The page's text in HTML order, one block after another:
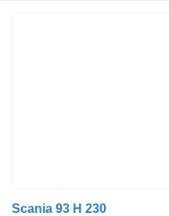
Scania 93 H 230